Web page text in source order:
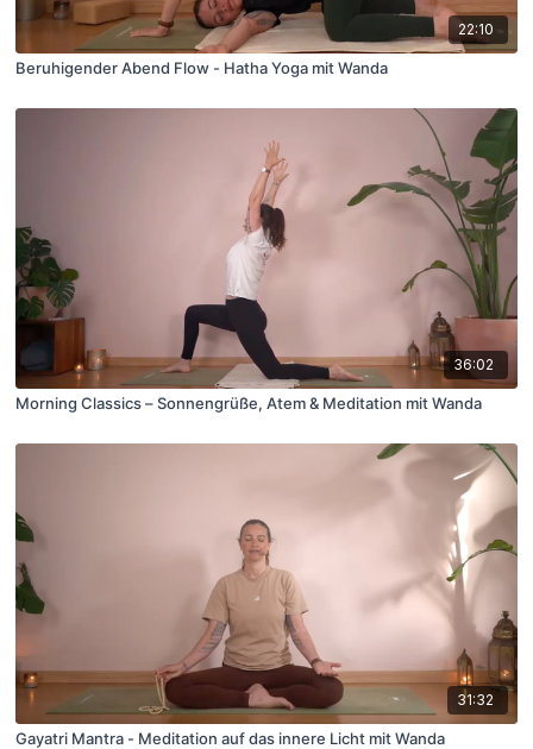
22:10
Beruhigender Abend Flow - Hatha Yoga mit Wanda
36:02
Morning Classics – Sonnengrüße, Atem & Meditation mit Wanda
31:32
Gayatri Mantra - Meditation auf das innere Licht mit Wanda